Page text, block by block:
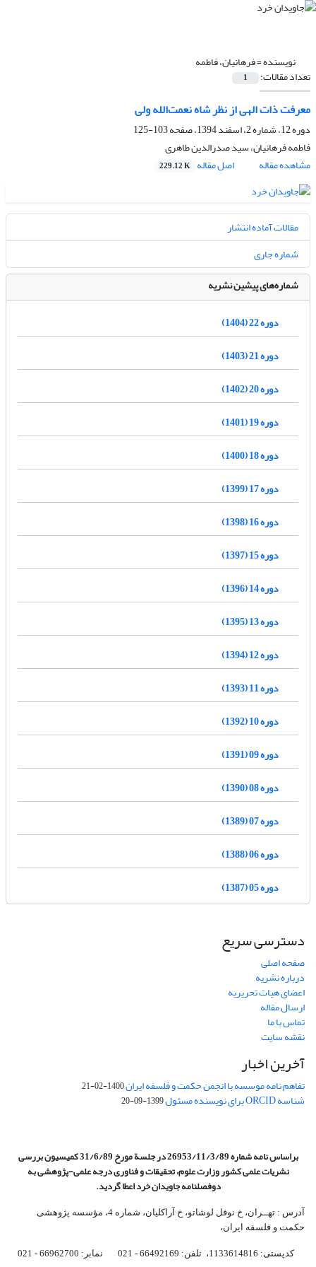
نویسنده =فرهانیان، فاطمه
تعداد مقالات: 1
معرفت ذات الهی از نظر شاه نعمت‌الله ولی
دوره 12، شماره 2، اسفند 1394، صفحه
103-125
فاطمه فرهانیان، سید صدرالدین طاهری
مشاهده مقاله
اصل مقاله 229.12 K
مقالات آماده انتشار
شماره جاری
شماره‌های پیشین نشریه
دوره 22 (1404)
دوره 21 (1403)
دوره 20 (1402)
دوره 19 (1401)
دوره 18 (1400)
دوره 17 (1399)
دوره 16 (1398)
دوره 15 (1397)
دوره 14 (1396)
دوره 13 (1395)
دوره 12 (1394)
دوره 11 (1393)
دوره 10 (1392)
دوره 09 (1391)
دوره 08 (1390)
دوره 07 (1389)
دوره 06 (1388)
دوره 05 (1387)
دسترسی سریع
صفحه اصلی
درباره نشریه
اعضای هیات تحریریه
ارسال مقاله
تماس با ما
نقشه سایت
آخرین اخبار
تفاهم نامه موسسه با انجمن حکمت و فلسفه ایران1400-02-21
شناسه ORCID برای نویسنده مسئول 1399-09-20
براساس نامه شماره 26953/11/3/89 در جلسة مورخ 31/6/89 کمیسیون
بررسی
نشریات علمی کشور وزارت علوم، تحقیقات و فناوری درجه علمی‌-پژوهشیبه
دوفصلنامه جاویدان خرد اعطا گردید.
آدرس : تهــران، خ نوفل لوشاتو، خ آراکلیان، شماره 4،‌ مؤسسه پژوهشی
حکمت و فلسفه ایران،‌
کدپستی: 1133614816، تلفن: 66492169 - 021 نمابر: 66962700 - 021